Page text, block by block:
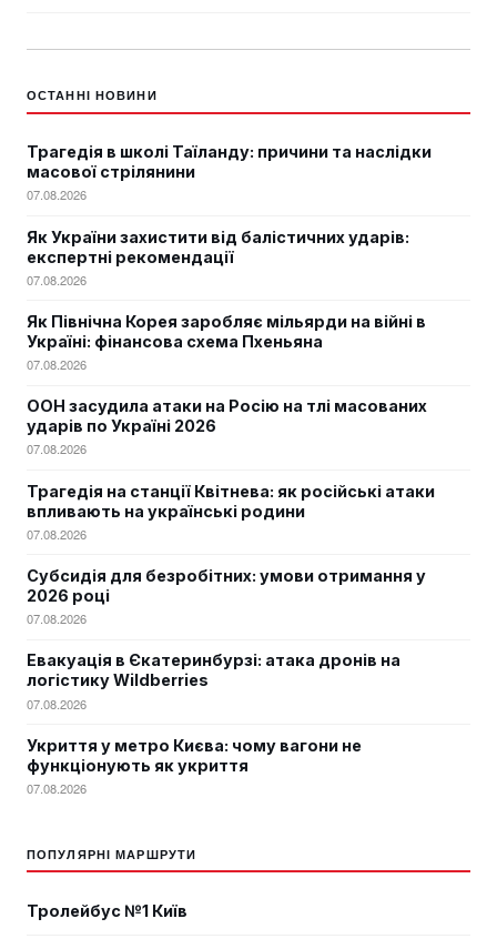
ОСТАННІ НОВИНИ
Трагедія в школі Таїланду: причини та наслідки
масової стрілянини
07.08.2026
Як України захистити від балістичних ударів:
експертні рекомендації
07.08.2026
Як Північна Корея заробляє мільярди на війні в
Україні: фінансова схема Пхеньяна
07.08.2026
ООН засудила атаки на Росію на тлі масованих
ударів по Україні 2026
07.08.2026
Трагедія на станції Квітнева: як російські атаки
впливають на українські родини
07.08.2026
Субсидія для безробітних: умови отримання у
2026 році
07.08.2026
Евакуація в Єкатеринбурзі: атака дронів на
логістику Wildberries
07.08.2026
Укриття у метро Києва: чому вагони не
функціонують як укриття
07.08.2026
ПОПУЛЯРНІ МАРШРУТИ
Тролейбус №1 Київ